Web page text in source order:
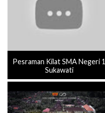
Pesraman Kilat SMA Negeri 1
Sukawati